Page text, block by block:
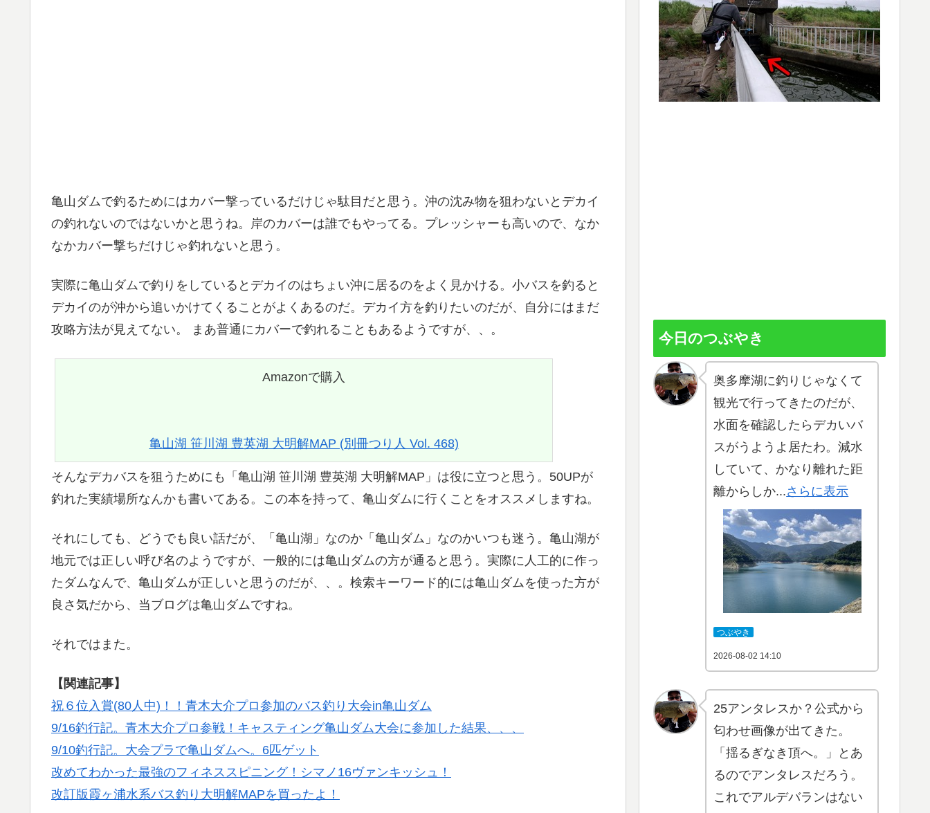
亀山ダムで釣るためにはカバー撃っているだけじゃ駄目だと思う。沖の沈み物を狙わないとデカイ
の釣れないのではないかと思うね。岸のカバーは誰でもやってる。プレッシャーも高いので、なか
なかカバー撃ちだけじゃ釣れないと思う。
実際に亀山ダムで釣りをしているとデカイのはちょい沖に居るのをよく見かける。小バスを釣ると
デカイのが沖から追いかけてくることがよくあるのだ。デカイ方を釣りたいのだが、自分にはまだ
攻略方法が見えてない。 まあ普通にカバーで釣れることもあるようですが、、。
Amazonで購入
亀山湖 笹川湖 豊英湖 大明解MAP (別冊つり人 Vol. 468)
そんなデカバスを狙うためにも「亀山湖 笹川湖 豊英湖 大明解MAP」は役に立つと思う。50UPが
釣れた実績場所なんかも書いてある。この本を持って、亀山ダムに行くことをオススメしますね。
それにしても、どうでも良い話だが、「亀山湖」なのか「亀山ダム」なのかいつも迷う。亀山湖が
地元では正しい呼び名のようですが、一般的には亀山ダムの方が通ると思う。実際に人工的に作っ
たダムなんで、亀山ダムが正しいと思うのだが、、。検索キーワード的には亀山ダムを使った方が
良さ気だから、当ブログは亀山ダムですね。
それではまた。
【関連記事】
祝６位入賞(80人中)！！青木大介プロ参加のバス釣り大会in亀山ダム
9/16釣行記。青木大介プロ参戦！キャスティング亀山ダム大会に参加した結果、、、
9/10釣行記。大会プラで亀山ダムへ。6匹ゲット
改めてわかった最強のフィネススピニング！シマノ16ヴァンキッシュ！
改訂版霞ヶ浦水系バス釣り大明解MAPを買ったよ！
今日のつぶやき
奥多摩湖に釣りじゃなくて
観光で行ってきたのだが、
水面を確認したらデカいバ
スがうようよ居たわ。減水
していて、かなり離れた距
離からしか...さらに表示
つぶやき
2026-08-02 14:10
25アンタレスか？公式から
匂わせ画像が出てきた。
「揺るぎなき頂へ。」とあ
るのでアンタレスだろう。
これでアルデバランはない